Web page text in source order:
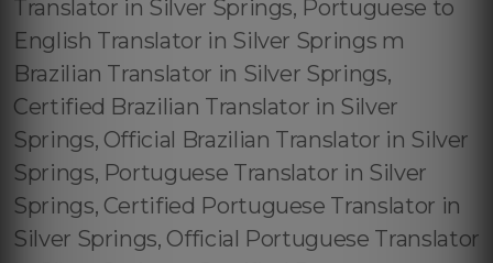
Translator in Silver Springs, Portuguese to
English Translator in Silver Springs m
Brazilian Translator in Silver Springs,
Certified Brazilian Translator in Silver
Springs, Official Brazilian Translator in Silver
Springs, Portuguese Translator in Silver
Springs, Certified Portuguese Translator in
Silver Springs, Official Portuguese Translator